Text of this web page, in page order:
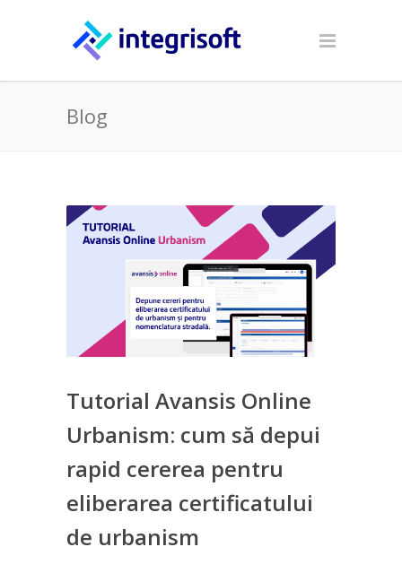
Blog
Tutorial Avansis Online
Urbanism: cum să depui
rapid cererea pentru
eliberarea certificatului
de urbanism